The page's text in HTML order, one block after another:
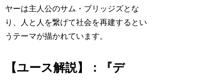
ヤーは主人公のサム・ブリッジズとな
り、人と人を繋げて社会を再建するとい
うテーマが描かれています。
【ユース解説】：『デ